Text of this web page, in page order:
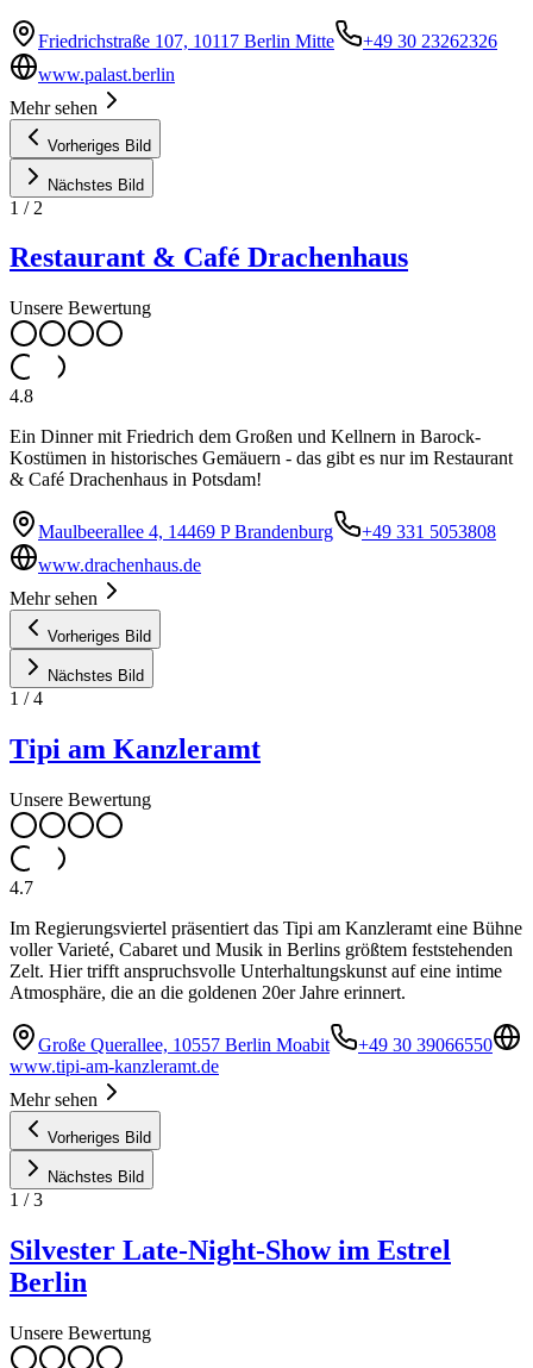
Friedrichstraße 107, 10117 Berlin Mitte
+49 30 23262326
www.palast.berlin
Mehr sehen
Vorheriges Bild
Nächstes Bild
1 / 2
Restaurant & Café Drachenhaus
Unsere Bewertung
4.8
Ein Dinner mit Friedrich dem Großen und Kellnern in Barock-
Kostümen in historisches Gemäuern - das gibt es nur im Restaurant
& Café Drachenhaus in Potsdam!
Maulbeerallee 4, 14469 P Brandenburg
+49 331 5053808
www.drachenhaus.de
Mehr sehen
Vorheriges Bild
Nächstes Bild
1 /4
Tipi am Kanzleramt
Unsere Bewertung
4.7
Im Regierungsviertel präsentiert das Tipi am Kanzleramt eine Bühne
voller Varieté, Cabaret und Musik in Berlins größtem feststehenden
Zelt. Hier trifft anspruchsvolle Unterhaltungskunst auf eine intime
Atmosphäre, die an die goldenen 20er Jahre erinnert.
Große Querallee, 10557 Berlin Moabit
+49 30 39066550
www.tipi-am-kanzleramt.de
Mehr sehen
Vorheriges Bild
Nächstes Bild
1 /3
Silvester Late-Night-Show im Estrel
Berlin
Unsere Bewertung